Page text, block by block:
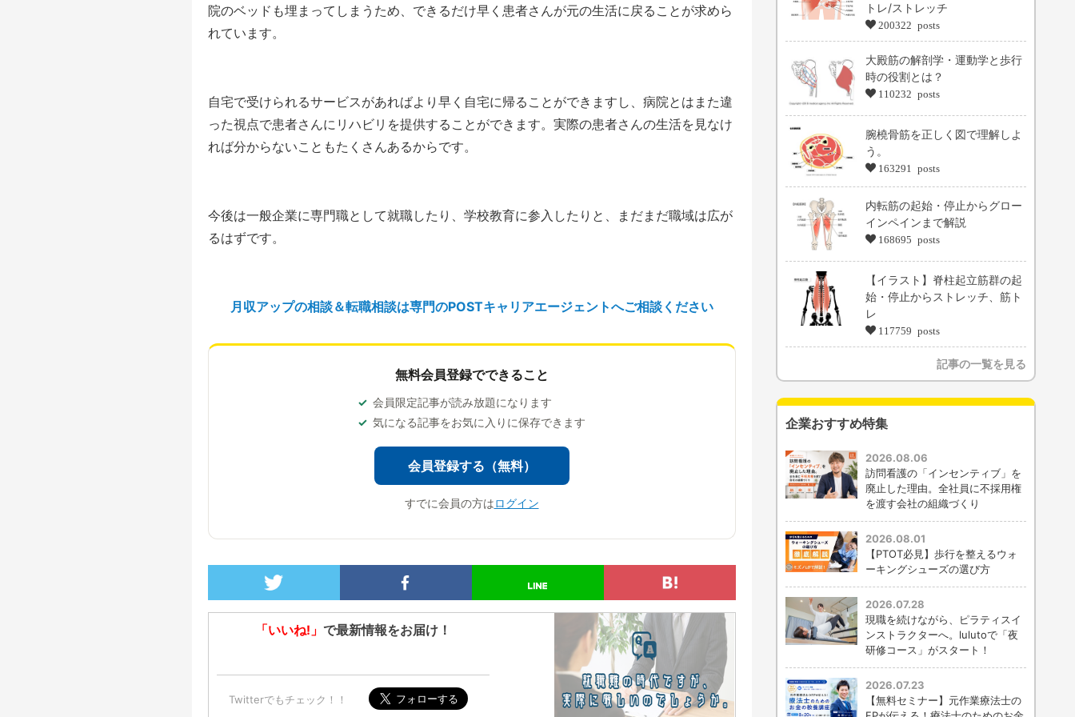
院のベッドも埋まってしまうため、できるだけ早く患者さんが元の生活に戻ることが求めら
れています。
自宅で受けられるサービスがあればより早く自宅に帰ることができますし、病院とはまた違
った視点で患者さんにリハビリを提供することができます。実際の患者さんの生活を見なけ
れば分からないこともたくさんあるからです。
今後は一般企業に専門職として就職したり、学校教育に参入したりと、まだまだ職域は広が
るはずです。
月収アップの相談＆転職相談は専門のPOSTキャリアエージェントへご相談ください
無料会員登録でできること
会員限定記事が読み放題になります
気になる記事をお気に入りに保存できます
会員登録する（無料）
すでに会員の方はログイン
「いいね!」 で最新情報をお届け！
Twitterでもチェック！！
トレ/ストレッチ
200322 posts
大殿筋の解剖学・運動学と歩行
時の役割とは？
110232 posts
腕橈骨筋を正しく図で理解しよ
う。
163291 posts
内転筋の起始・停止からグロー
インペインまで解説
168695 posts
【イラスト】脊柱起立筋群の起
始・停止からストレッチ、筋ト
レ
117759 posts
記事の一覧を見る
企業おすすめ特集
2026.08.06
訪問看護の「インセンティブ」を
廃止した理由。全社員に不採用権
を渡す会社の組織づくり
2026.08.01
【PTOT必見】歩行を整えるウォ
ーキングシューズの選び方
2026.07.28
現職を続けながら、ピラティスイ
ンストラクターへ。lulutoで「夜
研修コース」がスタート！
2026.07.23
【無料セミナー】元作業療法士の